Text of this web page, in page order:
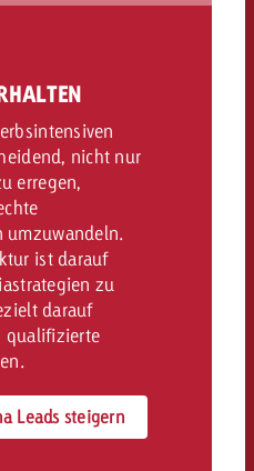
nicht nur
erregen,
umzuwandeln.
ist darauf
zu
darauf
qualifizierte
Leads steigern